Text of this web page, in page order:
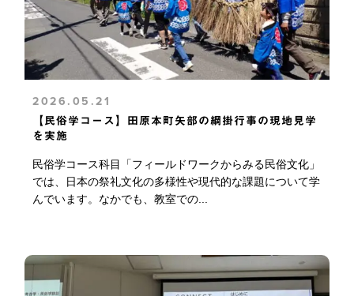
2026.05.21
【民俗学コース】田原本町矢部の綱掛行事の現地見学
を実施
民俗学コース科目「フィールドワークからみる民俗文化」
では、日本の祭礼文化の多様性や現代的な課題について学
んでいます。なかでも、教室での...